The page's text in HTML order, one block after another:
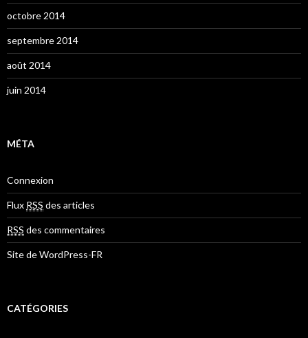
octobre 2014
septembre 2014
août 2014
juin 2014
MÉTA
Connexion
Flux RSS des articles
RSS des commentaires
Site de WordPress-FR
CATÉGORIES